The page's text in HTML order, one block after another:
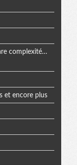
complexité…
et encore plus